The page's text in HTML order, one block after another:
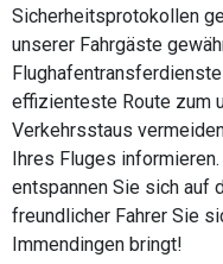
Sicherheitsprotokollen
unserer Fahrgäste
effizienteste Route zum
Verkehrsstaus
Ihres Fluges
entspannen Sie sich auf
freundlicher Fahrer Sie
Immendingen bringt!